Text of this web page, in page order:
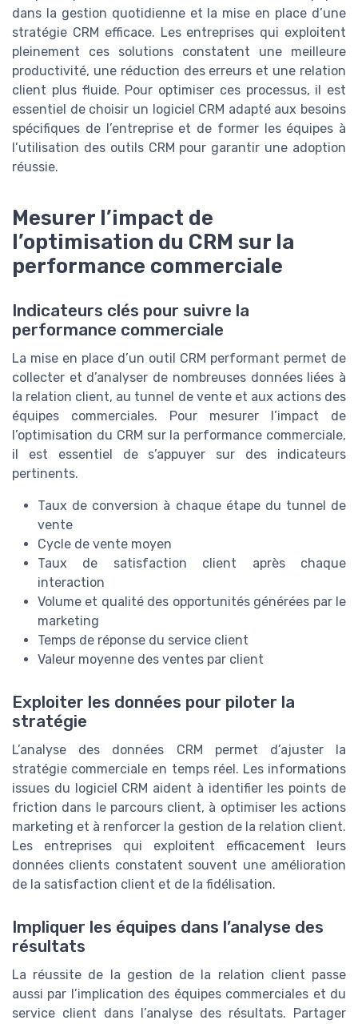
dans la gestion quotidienne et la mise en place d’une
stratégie CRM efficace. Les entreprises qui exploitent
pleinement ces solutions constatent une meilleure
productivité, une réduction des erreurs et une relation
client plus fluide. Pour optimiser ces processus, il est
essentiel de choisir un logiciel CRM adapté aux besoins
spécifiques de l’entreprise et de former les équipes à
l’utilisation des outils CRM pour garantir une adoption
réussie.
Mesurer l’impact de
l’optimisation du CRM sur la
performance commerciale
Indicateurs clés pour suivre la
performance commerciale
La mise en place d’un outil CRM performant permet de
collecter et d’analyser de nombreuses données liées à
la relation client, au tunnel de vente et aux actions des
équipes commerciales. Pour mesurer l’impact de
l’optimisation du CRM sur la performance commerciale,
il est essentiel de s’appuyer sur des indicateurs
pertinents.
Taux de conversion à chaque étape du tunnel de
vente
Cycle de vente moyen
Taux de satisfaction client après chaque
interaction
Volume et qualité des opportunités générées par le
marketing
Temps de réponse du service client
Valeur moyenne des ventes par client
Exploiter les données pour piloter la
stratégie
L’analyse des données CRM permet d’ajuster la
stratégie commerciale en temps réel. Les informations
issues du logiciel CRM aident à identifier les points de
friction dans le parcours client, à optimiser les actions
marketing et à renforcer la gestion de la relation client.
Les entreprises qui exploitent efficacement leurs
données clients constatent souvent une amélioration
de la satisfaction client et de la fidélisation.
Impliquer les équipes dans l’analyse des
résultats
La réussite de la gestion de la relation client passe
aussi par l’implication des équipes commerciales et du
service client dans l’analyse des résultats. Partager